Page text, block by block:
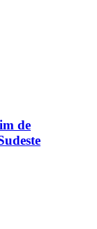
de